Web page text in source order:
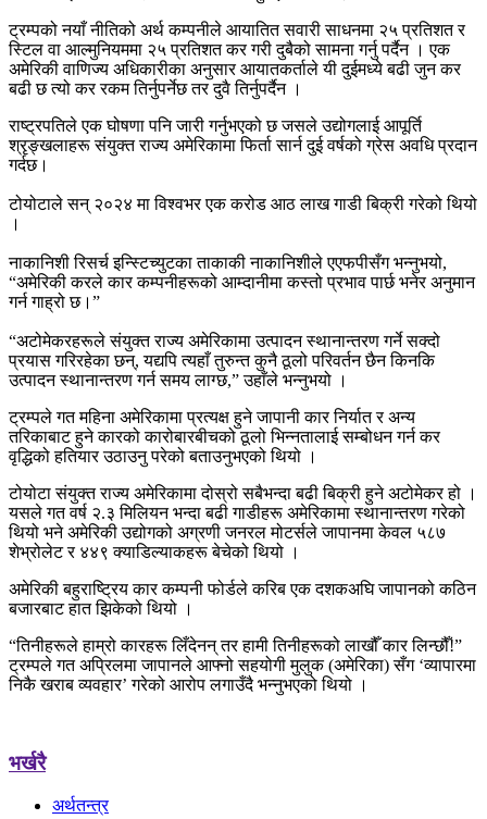
ट्रम्पको नयाँ नीतिको अर्थ कम्पनीले आयातित सवारी साधनमा २५ प्रतिशत र
स्टिल वा आल्मुनियममा २५ प्रतिशत कर गरी दुबैको सामना गर्नु पर्दैन । एक
अमेरिकी वाणिज्य अधिकारीका अनुसार आयातकर्ताले यी दुईमध्ये बढी जुन कर
बढी छ त्यो कर रकम तिर्नुपर्नेछ तर दुवै तिर्नुपर्दैन ।
राष्ट्रपतिले एक घोषणा पनि जारी गर्नुभएको छ जसले उद्योगलाई आपूर्ति
श्रृङ्खलाहरू संयुक्त राज्य अमेरिकामा फिर्ता सार्न दुई वर्षको ग्रेस अवधि प्रदान
गर्दछ।
टोयोटाले सन् २०२४ मा विश्वभर एक करोड आठ लाख गाडी बिक्री गरेको थियो
।
नाकानिशी रिसर्च इन्स्टिच्युटका ताकाकी नाकानिशीले एएफपीसँग भन्नुभयो,
“अमेरिकी करले कार कम्पनीहरूको आम्दानीमा कस्तो प्रभाव पार्छ भनेर अनुमान
गर्न गाह्रो छ।”
“अटोमेकरहरूले संयुक्त राज्य अमेरिकामा उत्पादन स्थानान्तरण गर्ने सक्दो
प्रयास गरिरहेका छन्, यद्यपि त्यहाँ तुरुन्त कुनै ठूलो परिवर्तन छैन किनकि
उत्पादन स्थानान्तरण गर्न समय लाग्छ,” उहाँले भन्नुभयो ।
ट्रम्पले गत महिना अमेरिकामा प्रत्यक्ष हुने जापानी कार निर्यात र अन्य
तरिकाबाट हुने कारको कारोबारबीचको ठूलो भिन्नतालाई सम्बोधन गर्न कर
वृद्धिको हतियार उठाउनु परेको बताउनुभएको थियो ।
टोयोटा संयुक्त राज्य अमेरिकामा दोस्रो सबैभन्दा बढी बिक्री हुने अटोमेकर हो ।
यसले गत वर्ष २.३ मिलियन भन्दा बढी गाडीहरू अमेरिकामा स्थानान्तरण गरेको
थियो भने अमेरिकी उद्योगको अग्रणी जनरल मोटर्सले जापानमा केवल ५८७
शेभ्रोलेट र ४४९ क्याडिल्याकहरू बेचेको थियो ।
अमेरिकी बहुराष्ट्रिय कार कम्पनी फोर्डले करिब एक दशकअघि जापानको कठिन
बजारबाट हात झिकेको थियो ।
“तिनीहरूले हाम्रो कारहरू लिँदेनन् तर हामी तिनीहरूको लाखौँ कार लिन्छौँ!”
ट्रम्पले गत अप्रिलमा जापानले आफ्नो सहयोगी मुलुक (अमेरिका) सँग ‘व्यापारमा
निकै खराब व्यवहार’ गरेको आरोप लगाउँदै भन्नुभएको थियो ।
भर्खरै
अर्थतन्त्र